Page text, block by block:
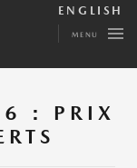
ENGLISH
MENU
: PRIX